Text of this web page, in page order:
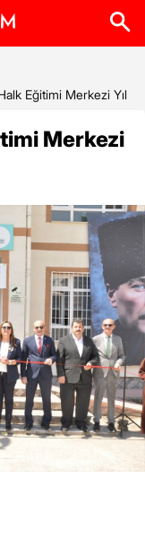
Eğitimi Merkezi Yıl
Merkezi